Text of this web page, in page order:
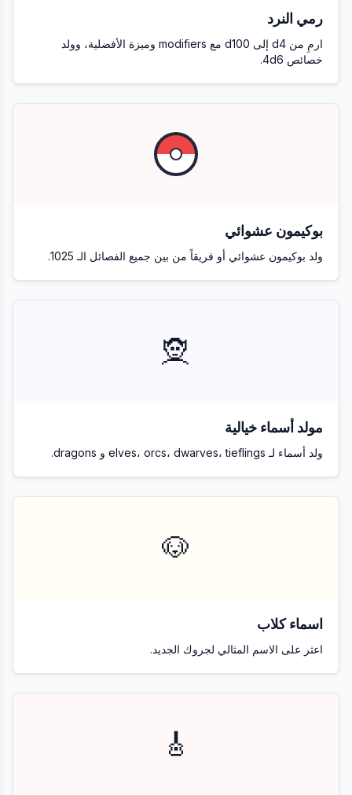
رمي النرد
ارمِ من d4 إلى d100 مع modifiers وميزة الأفضلية، وولد
خصائص 4d6.
بوكيمون عشوائي
ولد بوكيمون عشوائي أو فريقاً من بين جميع الفصائل الـ 1025.
🧝
مولد أسماء خيالية
ولد أسماء لـ elves، orcs، dwarves، tieflings و dragons.
🐶
اسماء كلاب
اعثر على الاسم المثالي لجروك الجديد.
🎸